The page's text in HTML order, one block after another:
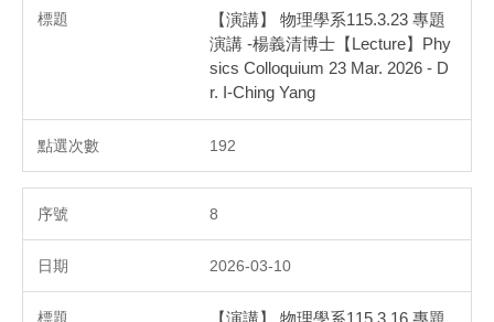
【演講】 物理學系115.3.23 專題
演講 -楊義清博士【Lecture】Phy
sics Colloquium 23 Mar. 2026 - D
r. I-Ching Yang
192
8
2026-03-10